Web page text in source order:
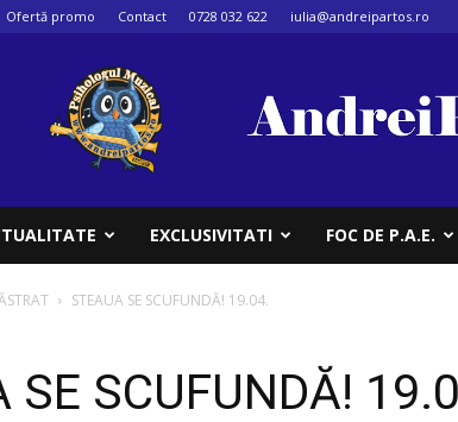
Ofertă promo Contact 0728 032 622 iulia@andreipartos.ro
EXCLUSIVITATI FOC DE P.A.E.
STEAUA SE SCUFUNDĂ! 19.04.
SE SCUFUNDĂ!